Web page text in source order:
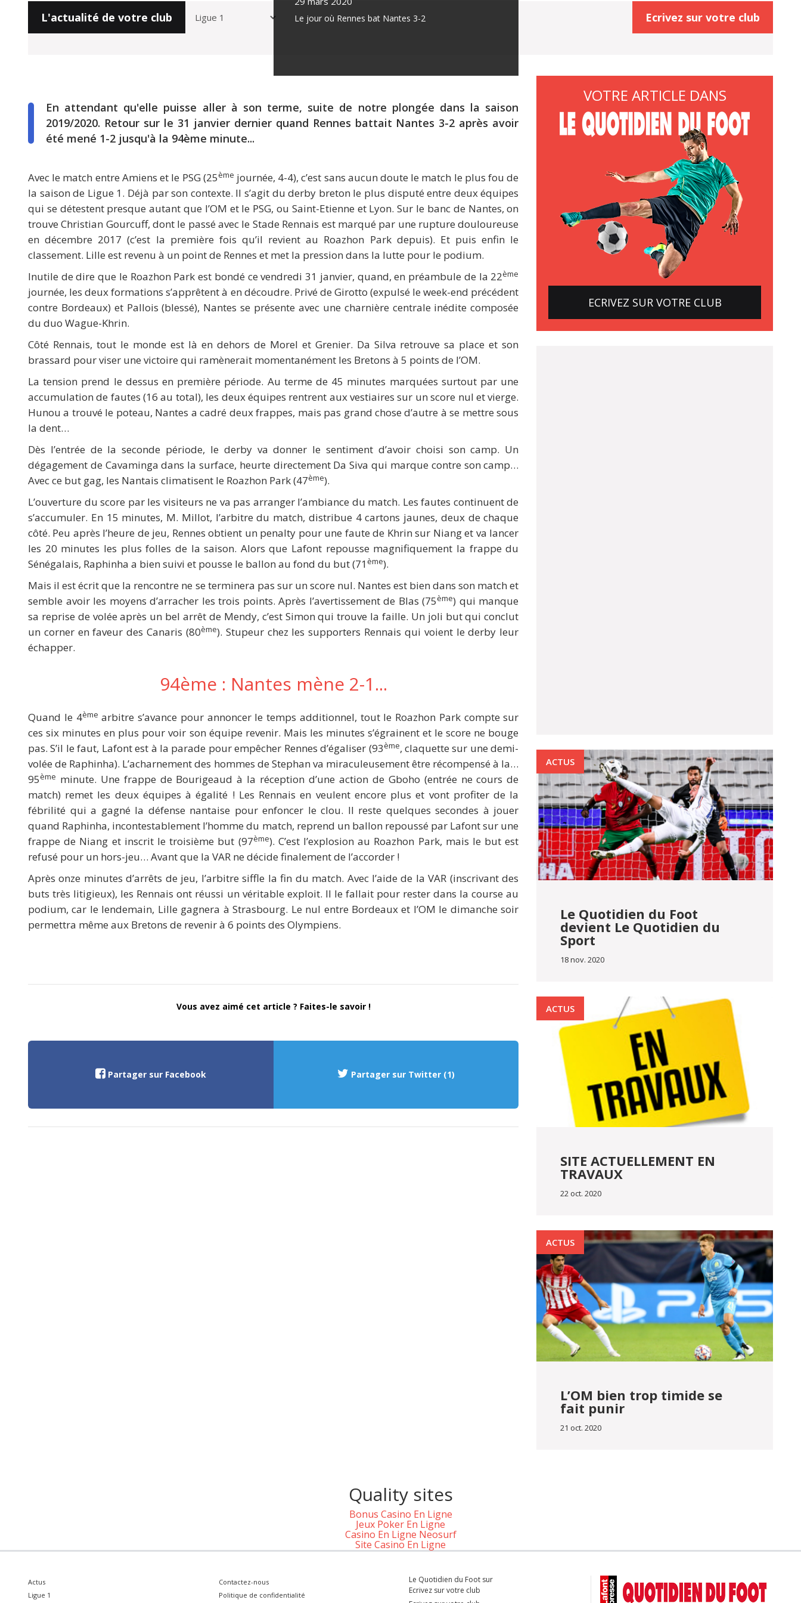
Ecrivez sur votre club
L'actualité de votre club Le jour où Rennes bat Nantes 3-2
En attendant qu'elle puisse aller à son terme, suite de notre plongée dans la saison
2019/2020. Retour sur le 31 janvier dernier quand Rennes battait Nantes 3-2 après avoir
été mené 1-2 jusqu'à la 94ème minute...
Avec le match entre Amiens et le PSG (25ème journée, 4-4), c’est sans aucun doute le match le plus fou de
la saison de Ligue 1. Déjà par son contexte. Il s’agit du derby breton le plus disputé entre deux équipes
qui se détestent presque autant que l’OM et le PSG, ou Saint-Etienne et Lyon. Sur le banc de Nantes, on
trouve Christian Gourcuff, dont le passé avec le Stade Rennais est marqué par une rupture douloureuse
en décembre 2017 (c’est la première fois qu’il revient au Roazhon Park depuis). Et puis enfin le
classement. Lille est revenu à un point de Rennes et met la pression dans la lutte pour le podium.
Inutile de dire que le Roazhon Park est bondé ce vendredi 31 janvier, quand, en préambule de la 22ème
journée, les deux formations s’apprêtent à en découdre. Privé de Girotto (expulsé le week-end précédent
contre Bordeaux) et Pallois (blessé), Nantes se présente avec une charnière centrale inédite composée
du duo Wague-Khrin.
Côté Rennais, tout le monde est là en dehors de Morel et Grenier. Da Silva retrouve sa place et son
brassard pour viser une victoire qui ramènerait momentanément les Bretons à 5 points de l’OM.
La tension prend le dessus en première période. Au terme de 45 minutes marquées surtout par une
accumulation de fautes (16 au total), les deux équipes rentrent aux vestiaires sur un score nul et vierge.
Hunou a trouvé le poteau, Nantes a cadré deux frappes, mais pas grand chose d’autre à se mettre sous
la dent…
Dès l’entrée de la seconde période, le derby va donner le sentiment d’avoir choisi son camp. Un
dégagement de Cavaminga dans la surface, heurte directement Da Siva qui marque contre son camp…
Avec ce but gag, les Nantais climatisent le Roazhon Park (47ème).
L’ouverture du score par les visiteurs ne va pas arranger l’ambiance du match. Les fautes continuent de
s’accumuler. En 15 minutes, M. Millot, l’arbitre du match, distribue 4 cartons jaunes, deux de chaque
côté. Peu après l’heure de jeu, Rennes obtient un penalty pour une faute de Khrin sur Niang et va lancer
les 20 minutes les plus folles de la saison. Alors que Lafont repousse magnifiquement la frappe du
Sénégalais, Raphinha a bien suivi et pousse le ballon au fond du but (71 ème).
Mais il est écrit que la rencontre ne se terminera pas sur un score nul. Nantes est bien dans son match et
semble avoir les moyens d’arracher les trois points. Après l’avertissement de Blas (75ème) qui manque
sa reprise de volée après un bel arrêt de Mendy, c’est Simon qui trouve la faille. Un joli but qui conclut
un corner en faveur des Canaris (80ème). Stupeur chez les supporters Rennais qui voient le derby leur
échapper.
94ème : Nantes mène 2-1...
Quand le 4ème arbitre s’avance pour annoncer le temps additionnel, tout le Roazhon Park compte sur
ces six minutes en plus pour voir son équipe revenir. Mais les minutes s’égrainent et le score ne bouge
pas. S’il le faut, Lafont est à la parade pour empêcher Rennes d’égaliser (93ème, claquette sur une demi-
volée de Raphinha). L’acharnement des hommes de Stephan va miraculeusement être récompensé à la…
95ème minute. Une frappe de Bourigeaud à la réception d’une action de Gboho (entrée ne cours de
match) remet les deux équipes à égalité ! Les Rennais en veulent encore plus et vont profiter de la
fébrilité qui a gagné la défense nantaise pour enfoncer le clou. Il reste quelques secondes à jouer
quand Raphinha, incontestablement l’homme du match, reprend un ballon repoussé par Lafont sur une
frappe de Niang et inscrit le troisième but (97ème). C’est l’explosion au Roazhon Park, mais le but est
refusé pour un hors-jeu… Avant que la VAR ne décide finalement de l’accorder !
Après onze minutes d’arrêts de jeu, l’arbitre siffle la fin du match. Avec l’aide de la VAR (inscrivant des
buts très litigieux), les Rennais ont réussi un véritable exploit. Il le fallait pour rester dans la course au
podium, car le lendemain, Lille gagnera à Strasbourg. Le nul entre Bordeaux et l’OM le dimanche soir
permettra même aux Bretons de revenir à 6 points des Olympiens.
Vous avez aimé cet article ? Faites-le savoir !
Partager sur Facebook Partager sur Twitter (1)
VOTRE ARTICLE DANS
ECRIVEZ SUR VOTRE CLUB
ACTUS
Le Quotidien du Foot
devient Le Quotidien du
Sport
18 nov. 2020
ACTUS
SITE ACTUELLEMENT EN
TRAVAUX
22 oct. 2020
ACTUS
L’OM bien trop timide se
fait punir
21 oct. 2020
Quality sites
Bonus Casino En Ligne
Jeux Poker En Ligne
Casino En Ligne Neosurf
Site Casino En Ligne
Actus
Ligue 1
Contactez-nous
Politique de confidentialité
Le Quotidien du Foot sur
Ecrivez sur votre club